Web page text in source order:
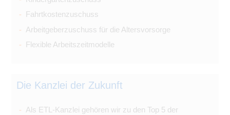
Fahrtkostenzuschuss
Arbeitgeberzuschuss für die Altersvorsorge
Flexible Arbeitszeitmodelle
Die Kanzlei der Zukunft
Als ETL-Kanzlei gehören wir zu den Top 5 der